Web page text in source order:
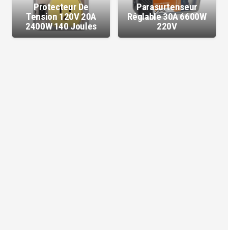
Protecteur De
Tension 120V 20A
2400W 140 Joules
Parasurtenseur
Réglable 30A 6600W
220V